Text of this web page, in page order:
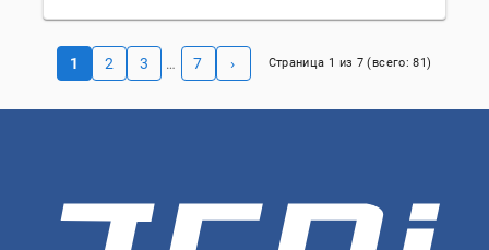
1 2 3 … 7 › Страница 1 из 7 (всего:81)